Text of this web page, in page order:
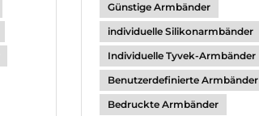
Günstige Armbänder
individuelle Silikonarmbänder
Individuelle Tyvek-Armbänder
Benutzerdefinierte Armbänder
Bedruckte Armbänder